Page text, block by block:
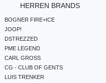
HERREN BRANDS
BOGNER FIRE+ICE
JOOP!
DSTREZZED
PME LEGEND
CARL GROSS
CG - CLUB OF GENTS
LUIS TRENKER